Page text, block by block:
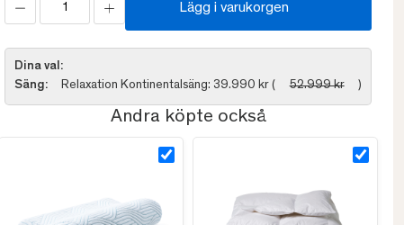
Lägg i varukorgen
Dina val:
Säng:
Relaxation Kontinentalsäng: 39.990 kr ( 52.999 kr )
Andra köpte också